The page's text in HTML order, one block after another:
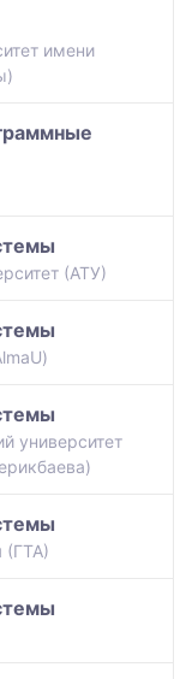
имени
(АТУ)
университет
(ГТА)